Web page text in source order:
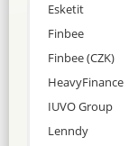
Esketit
Finbee
Finbee (CZK)
HeavyFinance
IUVO Group
Lenndy